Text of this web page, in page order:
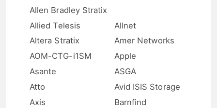
Allen Bradley Stratix
Allied Telesis
Allnet
Altera Stratix
Amer Networks
AOM-CTG-i1SM
Apple
Asante
ASGA
Atto
Avid ISIS Storage
Axis
Barnfind